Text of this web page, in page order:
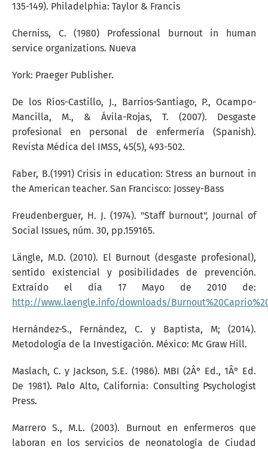
135-149). Philadelphia: Taylor & Francis
Cherniss, C. (1980) Professional burnout in human
service organizations. Nueva
York: Praeger Publisher.
De los Ríos-Castillo, J., Barrios-Santiago, P., Ocampo-
Mancilla, M., & Ávila-Rojas, T. (2007). Desgaste
profesional en personal de enfermería (Spanish).
Revista Médica del IMSS, 45(5), 493-502.
Faber, B.(1991) Crisis in education: Stress an burnout in
the American teacher. San Francisco: Jossey-Bass
Freudenberguer, H. J. (1974). "Staff burnout", Journal of
Social Issues, núm. 30, pp.159165.
Längle, M.D. (2010). El Burnout (desgaste profesional),
sentido existencial y posibilidades de prevención.
Extraído el día 17 Mayo de 2010 de:
http://www.laengle.info/downloads/
Hernández-S., Fernández, C. y Baptista, M; (2014).
Metodología de la Investigación. México: Mc Graw Hill.
Maslach, C. y Jackson, S.E. (1986). MBI (2Â° Ed., 1Â° Ed.
De 1981). Palo Alto, California: Consulting Psychologist
Press.
Marrero S., M.L. (2003). Burnout en enfermeros que
laboran en los servicios de neonatología de Ciudad